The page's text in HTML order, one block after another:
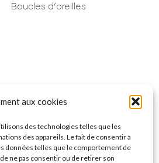
aux cookies
des technologies telles que les
des appareils. Le fait de consentir à
données telles que le comportement de
ne pas consentir ou de retirer son
Boucles d’oreilles